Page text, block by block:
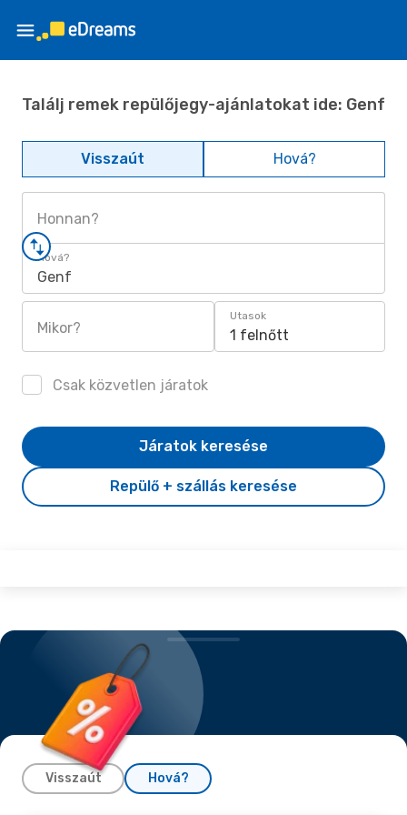
Találj remek repülőjegy-ajánlatokat ide: Genf
Visszaút Hová?
Honnan?
Hová?
Genf
Mikor?
Utasok
1 felnőtt
Csak közvetlen járatok
Repülő + szállás keresése
Járatok keresése
Visszaút Hová?